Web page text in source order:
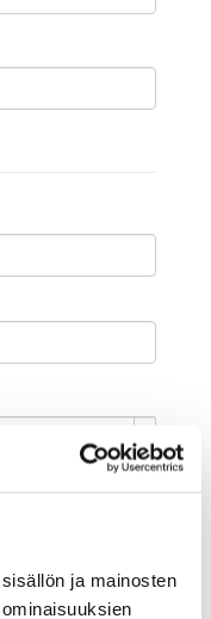
ja mainosten